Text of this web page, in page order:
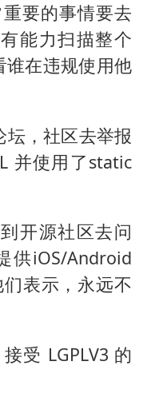
要的事情要去
能力扫描整个
在违规使用他
，社区去举报
并使用了static
开源社区去问
供iOS/Android
表示，永远不
受 LGPLV3 的